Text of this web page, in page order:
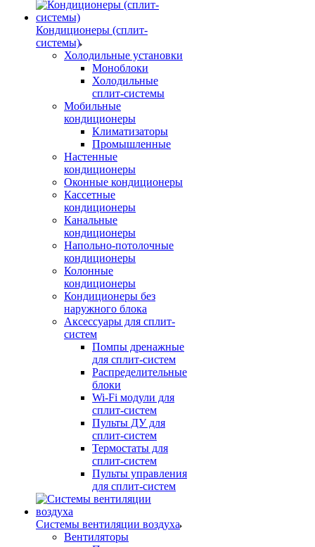
Кондиционеры (сплит-
системы)
Холодильные установки
Моноблоки
Холодильные
сплит-системы
Мобильные
кондиционеры
Климатизаторы
Промышленные
Настенные
кондиционеры
Оконные кондиционеры
Кассетные
кондиционеры
Канальные
кондиционеры
Напольно-потолочные
кондиционеры
Колонные
кондиционеры
Кондиционеры без
наружного блока
Аксессуары для сплит-
систем
Помпы дренажные
для сплит-систем
Распределительные
блоки
Wi-Fi модули для
сплит-систем
Пульты ДУ для
сплит-систем
Термостаты для
сплит-систем
Пульты управления
для сплит-систем
Системы вентиляции воздуха
Вентиляторы